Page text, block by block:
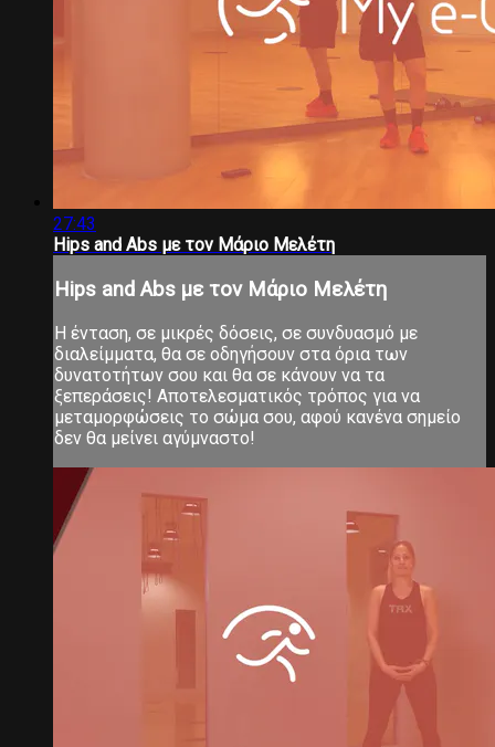
27:43
Hips and Abs με τον Μάριο Μελέτη
Hips and Abs με τον Μάριο Μελέτη
Η ένταση, σε μικρές δόσεις, σε συνδυασμό με
διαλείμματα, θα σε οδηγήσουν στα όρια των
δυνατοτήτων σου και θα σε κάνουν να τα
ξεπεράσεις! Αποτελεσματικός τρόπος για να
μεταμορφώσεις το σώμα σου, αφού κανένα σημείο
δεν θα μείνει αγύμναστο!